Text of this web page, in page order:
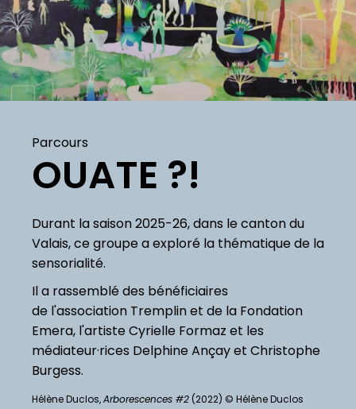
Parcours
OUATE ?!
Durant la saison 2025-26, dans le canton du
Valais, ce groupe a exploré la thématique de la
sensorialité.
Il a rassemblé des bénéficiaires
de l'association Tremplin et de la Fondation
Emera, l'artiste Cyrielle Formaz et les
médiateur·rices Delphine Ançay et Christophe
Burgess.
Hélène Duclos,Arborescences #2 (2022) © Hélène Duclos